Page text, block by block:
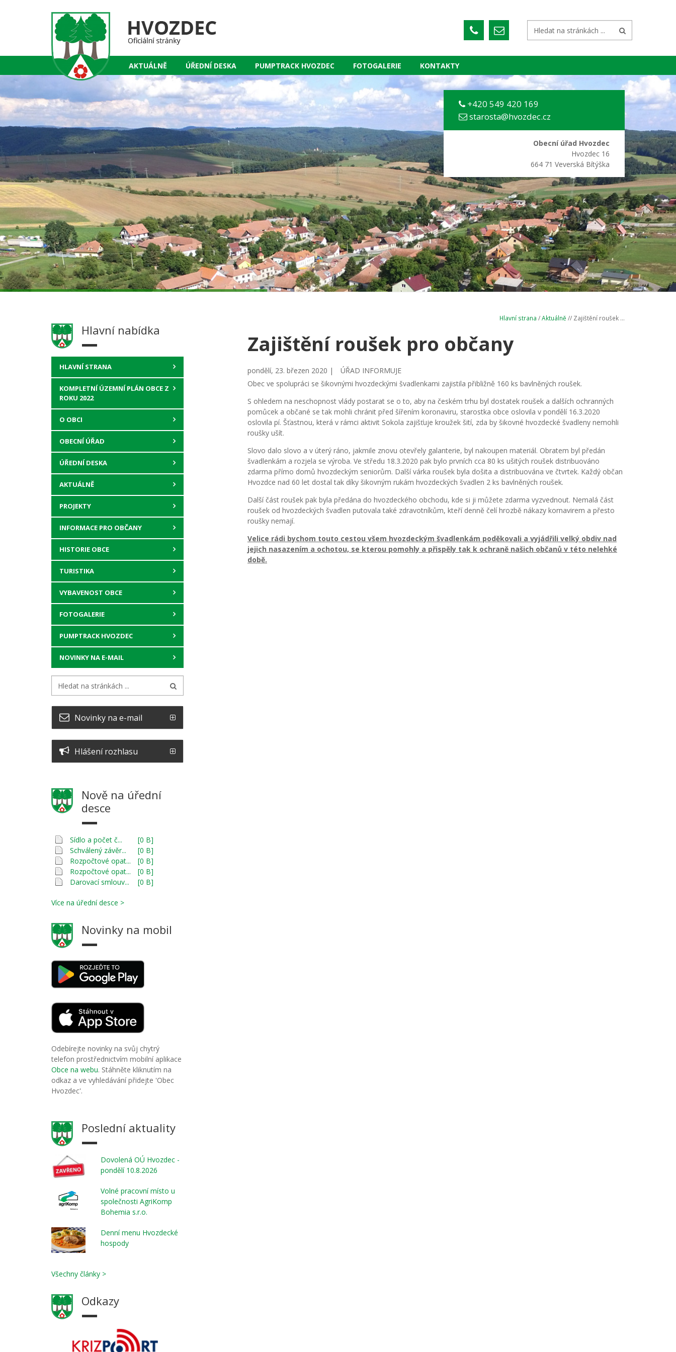
AKTUÁLNĚ ÚŘEDNÍ DESKA PUMPTRACK HVOZDEC FOTOGALERIE KONTAKTY
+420 549 420 169
starosta@hvozdec.cz
Obecní úřad Hvozdec
Hvozdec 16
664 71 Veverská Bítýška
Hlavní nabídka
HLAVNÍ STRANA
KOMPLETNÍ ÚZEMNÍ PLÁN OBCE Z
ROKU 2022
O OBCI
OBECNÍ ÚŘAD
ÚŘEDNÍ DESKA
AKTUÁLNĚ
PROJEKTY
INFORMACE PRO OBČANY
HISTORIE OBCE
TURISTIKA
VYBAVENOST OBCE
FOTOGALERIE
PUMPTRACK HVOZDEC
NOVINKY NA E-MAIL
Novinky na e-mail
Hlášení rozhlasu
Nově na úřední
desce
Sídlo a počet č...
[0 B]
Schválený závěr...
[0 B]
Rozpočtové opat...
[0 B]
Rozpočtové opat...
[0 B]
Darovací smlouv...
[0 B]
Více na úřední desce >
Novinky na mobil
Odebírejte novinky na svůj chytrý
telefon prostřednictvím mobilní aplikace
Obce na webu. Stáhněte kliknutím na
odkaz a ve vyhledávání přidejte 'Obec
Hvozdec'.
Poslední aktuality
Dovolená OÚ Hvozdec -
pondělí 10.8.2026
Volné pracovní místo u
společnosti AgriKomp
Bohemia s.r.o.
Denní menu Hvozdecké
hospody
Všechny články >
Odkazy
Hlavní strana /Aktuálně // Zajištění roušek ...
Zajištění roušek pro občany
pondělí, 23. březen 2020 |
ÚŘAD INFORMUJE
Obec ve spolupráci se šikovnými hvozdeckými švadlenkami zajistila přibližně 160 ks bavlněných roušek.
S ohledem na neschopnost vlády postarat se o to, aby na českém trhu byl dostatek roušek a dalších ochranných
pomůcek a občané se tak mohli chránit před šířením koronaviru, starostka obce oslovila v pondělí 16.3.2020
oslovila pí. Šťastnou, která v rámci aktivit Sokola zajišťuje kroužek šití, zda by šikovné hvozdecké švadleny nemohli
roušky ušít.
Slovo dalo slovo a v úterý ráno, jakmile znovu otevřely galanterie, byl nakoupen materiál. Obratem byl předán
švadlenkám a rozjela se výroba. Ve středu 18.3.2020 pak bylo prvních cca 80 ks ušitých roušek distribuováno
zdarma přímo domů hvozdeckým seniorům. Další várka roušek byla došita a distribuována ve čtvrtek. Každý občan
Hvozdce nad 60 let dostal tak díky šikovným rukám hvozdeckých švadlen 2 ks bavlněných roušek.
Další část roušek pak byla předána do hvozdeckého obchodu, kde si ji můžete zdarma vyzvednout. Nemalá část
roušek od hvozdeckých švadlen putovala také zdravotníkům, kteří denně čelí hrozbě nákazy kornavirem a přesto
roušky nemají.
Velice rádi bychom touto cestou všem hvozdeckým švadlenkám poděkovali a vyjádřili velký obdiv nad
jejich nasazením a ochotou, se kterou pomohly a přispěly tak k ochraně našich občanů v této nelehké
době.